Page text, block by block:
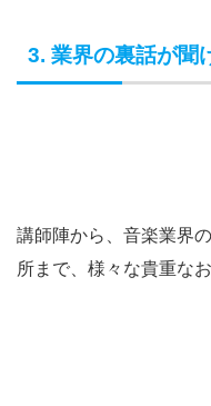
3. 業界の裏話が聞
講師陣から、音楽業界
所まで、様々な貴重な